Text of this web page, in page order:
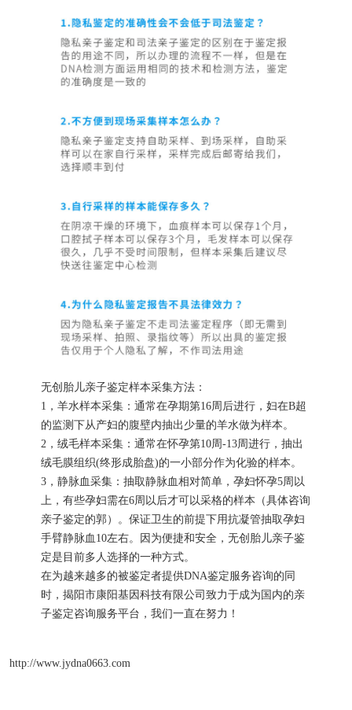
无创胎儿亲子鉴定样本采集方法：
1，羊水样本采集：通常在孕期第16周后进行，妇在B超
的监测下从产妇的腹壁内抽出少量的羊水做为样本。
2，绒毛样本采集：通常在怀孕第10周-13周进行，抽出
绒毛膜组织(终形成胎盘)的一小部分作为化验的样本。
3，静脉血采集：抽取静脉血相对简单，孕妇怀孕5周以
上，有些孕妇需在6周以后才可以采格的样本（具体咨询
亲子鉴定的郭）。保证卫生的前提下用抗凝管抽取孕妇
手臂静脉血10左右。因为便捷和安全，无创胎儿亲子鉴
定是目前多人选择的一种方式。
在为越来越多的被鉴定者提供DNA鉴定服务咨询的同
时，揭阳市康阳基因科技有限公司致力于成为国内的亲
子鉴定咨询服务平台，我们一直在努力！
http://www.jydna0663.com